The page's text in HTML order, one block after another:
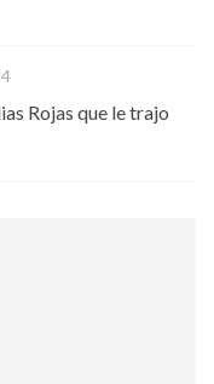
Rojas que le trajo